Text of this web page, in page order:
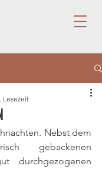
Lesezeit
Nebst dem
gebackenen
durchgezogenen